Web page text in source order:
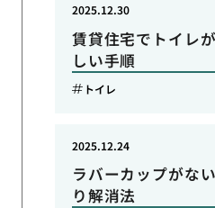
賃貸住宅でトイレ
しい手順
2025.12.30
トイレ
ラバーカップがな
り解消法
2025.12.24